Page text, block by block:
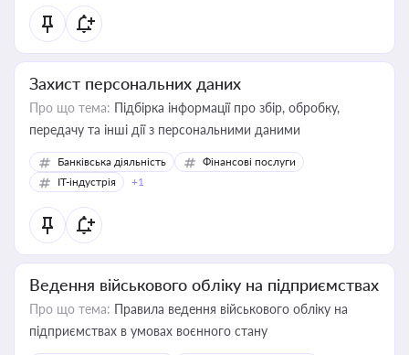
Захист персональних даних
Про що тема: Підбірка інформації про збір, обробку,
передачу та інші дії з персональними даними
Банківська діяльність
Фінансові послуги
IT-індустрія
+1
Ведення військового обліку на підприємствах
Про що тема: Правила ведення військового обліку на
підприємствах в умовах воєнного стану